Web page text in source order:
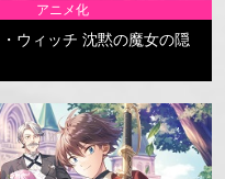
アニメ化
ウィッチ 沈黙の魔女の隠